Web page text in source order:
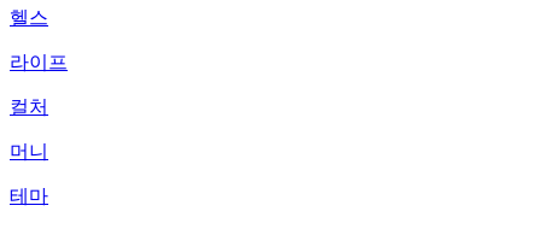
헬스
라이프
컬처
머니
테마